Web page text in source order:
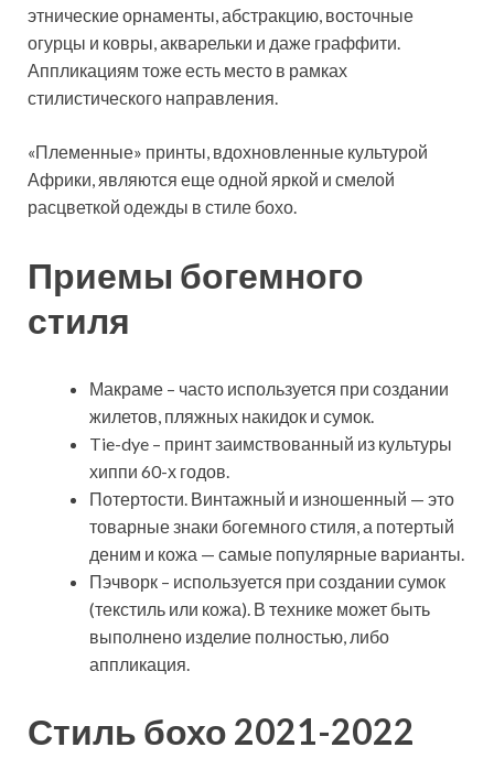
этнические орнаменты, абстракцию, восточные
огурцы и ковры, акварельки и даже граффити.
Аппликациям тоже есть место в рамках
стилистического направления.
«Племенные» принты, вдохновленные культурой
Африки, являются еще одной яркой и смелой
расцветкой одежды в стиле бохо.
Приемы богемного
стиля
Макраме – часто используется при создании
жилетов, пляжных накидок и сумок.
Tie-dye – принт заимствованный из культуры
хиппи 60-х годов.
Потертости. Винтажный и изношенный — это
товарные знаки богемного стиля, а потертый
деним и кожа — самые популярные варианты.
Пэчворк – используется при создании сумок
(текстиль или кожа). В технике может быть
выполнено изделие полностью, либо
аппликация.
Стиль бохо 2021-2022